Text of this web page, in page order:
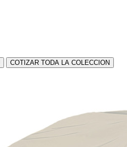
COTIZAR TODA LA COLECCION